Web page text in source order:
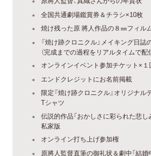
全国共通劇場鑑賞券＆チラシ×10枚
焼け残った原 將人作品の８㎜フィル
『焼け跡クロニクル』メイキング日誌
（完成までの過程をリアルタイムで配
オンラインイベント参加チケット×１
エンドクレジットにお名前掲載
限定『焼け跡クロニクル』オリジナル
Tシャツ
伝説的作品「おかしさに彩られた悲し
私家版
オンライン打ち上げ参加権
原將人監督直筆の御礼状＆劇中「結